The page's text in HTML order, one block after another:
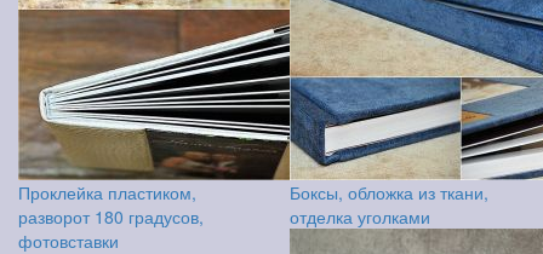
Проклейка пластиком,
разворот 180 градусов,
фотовставки
Боксы, обложка из ткани,
отделка уголками